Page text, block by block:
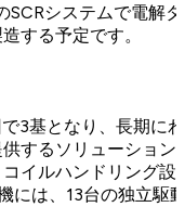
システムで電解
する予定です。
3基となり、長期に
するソリューショ
イルハンドリング
には、13台の独立